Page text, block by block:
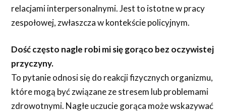
relacjami interpersonalnymi. Jest to istotne w pracy
zespołowej, zwłaszcza w kontekście policyjnym.
Dość często nagle robi mi się gorąco bez oczywistej
przyczyny.
To pytanie odnosi się do reakcji fizycznych organizmu,
które mogą być związane ze stresem lub problemami
zdrowotnymi. Nagłe uczucie gorąca może wskazywać